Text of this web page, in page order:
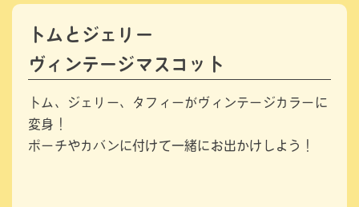
トムとジェリー
ヴィンテージマスコット
トム、ジェリー、タフィーがヴィンテージカラーに
変身！
ポーチやカバンに付けて一緒にお出かけしよう！